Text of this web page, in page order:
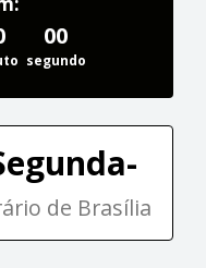
00
segundo
de Brasília